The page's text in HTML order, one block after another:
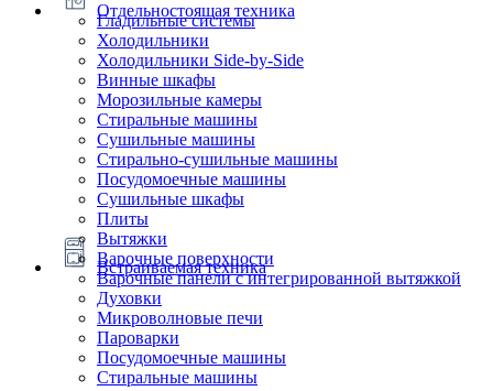
Отдельностоящая техника
Гладильные системы
Холодильники
Холодильники Side-by-Side
Винные шкафы
Морозильные камеры
Стиральные машины
Сушильные машины
Стирально-сушильные машины
Посудомоечные машины
Сушильные шкафы
Плиты
Встраиваемая техника
Вытяжки
Варочные поверхности
Варочные панели с интегрированной вытяжкой
Духовки
Микроволновые печи
Пароварки
Посудомоечные машины
Стиральные машины